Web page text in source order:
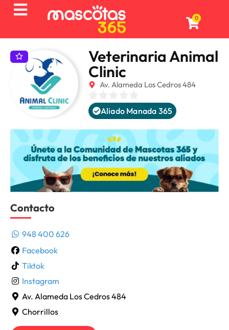
0
Veterinaria Animal
Clinic
Av. Alameda Los Cedros 484
Aliado Manada 365
Contacto
948 400 626
Facebook
Tiktok
Instagram
Av. Alameda Los Cedros 484
Chorrillos